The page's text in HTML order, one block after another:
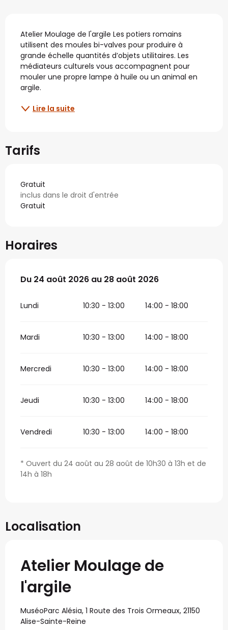
Description
Atelier Moulage de l'argile Les potiers romains
utilisent des moules bi-valves pour produire à
grande échelle quantités d’objets utilitaires. Les
médiateurs culturels vous accompagnent pour
mouler une propre lampe à huile ou un animal en
argile.
Lire la suite
Tarifs
Gratuit
inclus dans le droit d'entrée
Gratuit
Horaires
Du 24 août 2026 au 28 août 2026
Du 24 août 2026 au 28 août 2026
Lundi 10:30 - 13:00 14:00 - 18:00
Mardi 10:30 - 13:00 14:00 - 18:00
Mercredi 10:30 - 13:00 14:00 - 18:00
Jeudi 10:30 - 13:00 14:00 - 18:00
Vendredi 10:30 - 13:00 14:00 - 18:00
* Ouvert du 24 août au 28 août de 10h30 à 13h et de
14h à 18h
Localisation
Atelier Moulage de
l'argile
MuséoParc Alésia, 1 Route des Trois Ormeaux, 21150
Alise-Sainte-Reine